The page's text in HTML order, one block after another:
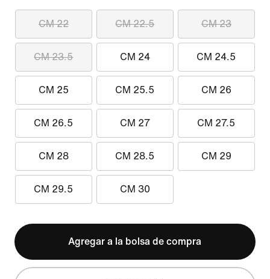
CM 22 CM 22.5 CM 23
CM 23.5 CM 24 CM 24.5
CM 25 CM 25.5 CM 26
CM 26.5 CM 27 CM 27.5
CM 28 CM 28.5 CM 29
CM 29.5 CM 30
Agregar a la bolsa de compra